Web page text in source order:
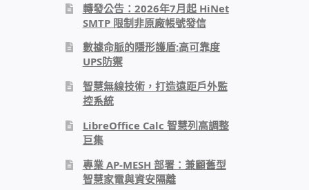
轉發公告：2026年7月起 HiNet
SMTP 限制非原廠帳號發信
數據命脈的隱形護盾:高可靠度
UPS防禦
智慧無線技術，打造遠距戶外監
控系統
LibreOffice Calc 智慧列高調整
巨集
專業 AP-MESH 部署：兼顧舊型
智慧家電與資安隔離